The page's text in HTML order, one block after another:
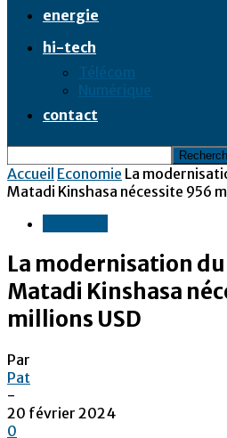
energie
hi-tech
Télécom
Numérique
contact
Accueil Economie La
Matadi Kinshasa nécessite 956
La modernisation
Matadi Kinshasa
millions USD
Par
Pat
-
20 février 2024
0